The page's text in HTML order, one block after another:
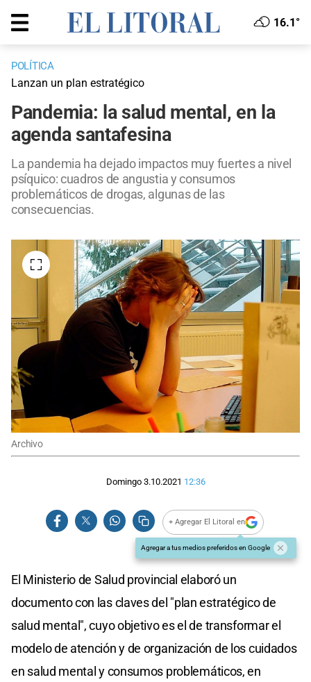
16.1°
POLÍTICA
Lanzan un plan estratégico
Pandemia: la salud mental, en la
agenda santafesina
La pandemia ha dejado impactos muy fuertes a nivel
psíquico: cuadros de angustia y consumos
problemáticos de drogas, algunas de las
consecuencias.
Archivo
Domingo 3.10.2021 12:36
+ Agregar El Litoral en
Agregar a tus medios preferidos en Google
El Ministerio de Salud provincial elaboró un
documento con las claves del "plan estratégico de
salud mental", cuyo objetivo es el de transformar el
modelo de atención y de organización de los cuidados
en salud mental y consumos problemáticos, en